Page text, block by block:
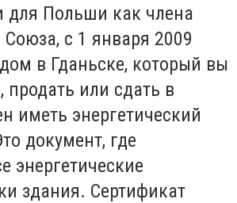
для Польши как члена
Союза, с 1 января 2009
в Гданьске, который вы
продать или сдать в
иметь энергетический
документ, где
энергетические
здания. Сертификат